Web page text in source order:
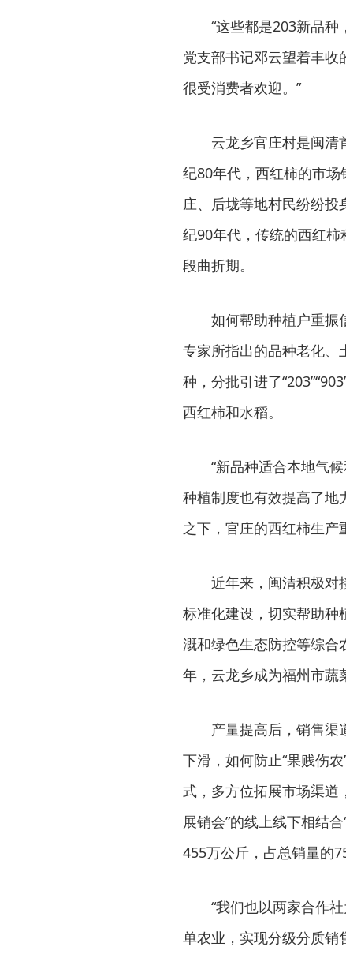
“这些都是203新品
党支部书记邓云望着丰收
很受消费者欢迎。”
云龙乡官庄村是闽清
纪80年代，西红柿的市
庄、后垅等地村民纷纷
纪90年代，传统的西红
段曲折期。
如何帮助种植户重振
专家所指出的品种老化、
种，分批引进了
西红柿和水稻。
“新品种适合本地气
种植制度也有效提高了地
之下，官庄的西红柿生产
近年来，闽清积极对
标准化建设，切实帮助种
溉和绿色生态防控等综合
年，云龙乡成为福州市蔬
产量提高后，销售渠
下滑，如何防止“果贱伤
式，多方位拓展市场渠道
展销会”的线上线下相结
455万公斤，占总销量的
“我们也以两家合作
单农业，实现分级分质销